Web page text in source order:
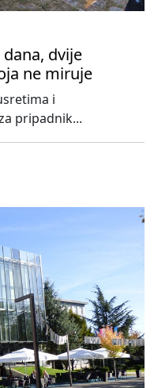
dvije
ne miruje
i
pripadnik...